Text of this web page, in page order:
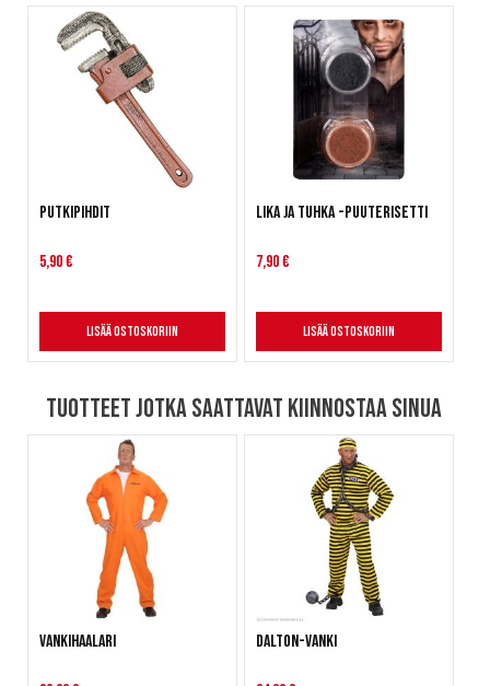
Putkipihdit
5,90 €
Lisää ostoskoriin
Lika ja tuhka -puuterisetti
7,90 €
Lisää ostoskoriin
Tuotteet jotka saattavat kiinnostaa sinua
Vankihaalari Dalton-vanki